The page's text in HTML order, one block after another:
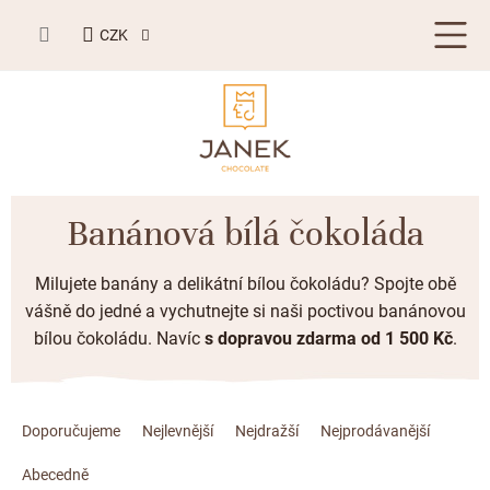
CZK
NÁKUPNÍ
KOŠÍK
BESTSELLERY
TABULKOVÁ ČOKOLÁDA
Plněné čokolády
Mléčná čokoláda
Hořká čokoláda
Bílá čokoláda
BONBONIERY, PRALINKY A LANÝŽE
Nugát
Kusové pralinky a lanýže
Letní dárky ☀️
Svatební čokolády
ZAKÁZKOVÁ VÝROBA
Banánová bílá čokoláda
Milujete banány a delikátní bílou čokoládu? Spojte obě
vášně do jedné a vychutnejte si naši poctivou banánovou
bílou čokoládu. Navíc s dopravou zdarma od 1 500 Kč.
Doporučujeme Nejlevnější Nejdražší Nejprodávanější
Abecedně